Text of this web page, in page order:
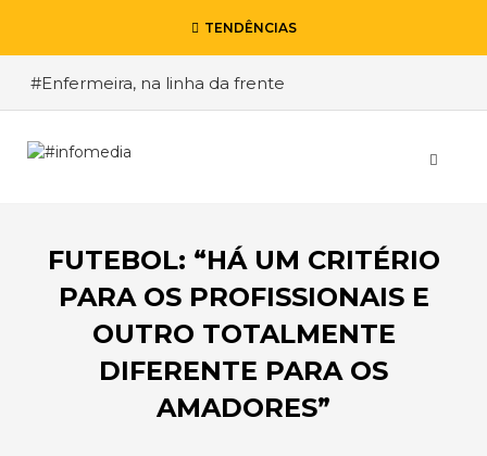
TENDÊNCIAS
#Enfermeira, na linha da frente
#Viver a Covid entre Itália e o Brasil
#O relato de um motorista de pesados, a história
de quem anda cá e lá
FUTEBOL: “HÁ UM CRITÉRIO
PARA OS PROFISSIONAIS E
OUTRO TOTALMENTE
DIFERENTE PARA OS
AMADORES”